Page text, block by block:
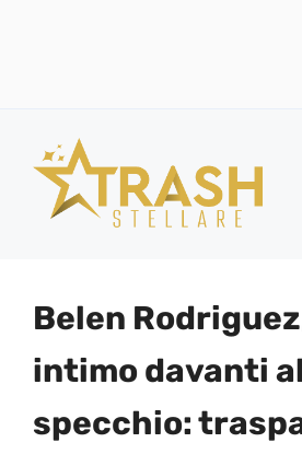
contenuto
Belen
intimo davanti
specchio: